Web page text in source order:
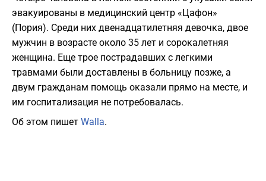
эвакуированы в медицинский центр «Цафон»
(Пория). Среди них двенадцатилетняя девочка, двое
мужчин в возрасте около 35 лет и сорокалетняя
женщина. Еще трое пострадавших с легкими
травмами были доставлены в больницу позже, а
двум гражданам помощь оказали прямо на месте, и
им госпитализация не потребовалась.
Об этом пишет Walla.